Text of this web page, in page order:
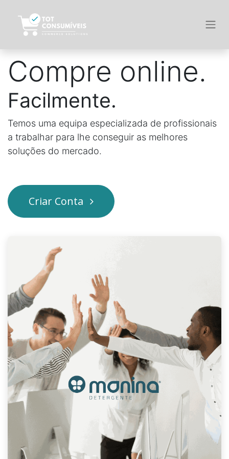
Compre online.
Facilmente.
Temos uma equipa especializada de profissionais
a trabalhar para lhe conseguir as melhores
soluções do mercado.
Criar Conta